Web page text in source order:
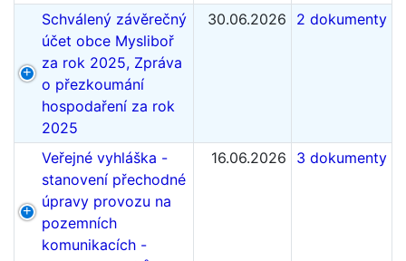
Schválený závěrečný
účet obce Mysliboř
za rok 2025, Zpráva
o přezkoumání
hospodaření za rok
2025
30.06.2026 2 dokumenty
Veřejné vyhláška -
stanovení přechodné
úpravy provozu na
pozemních
komunikacích -
16.06.2026 3 dokumenty